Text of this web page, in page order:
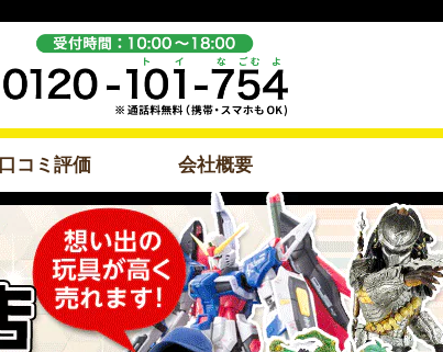
口コミ評価 会社概要